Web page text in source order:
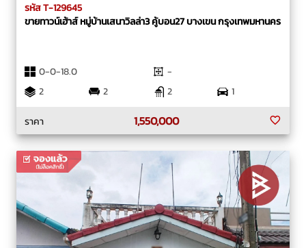
รหัส T-129645
ขายทาวน์เฮ้าส์ หมู่บ้านเสนาวิลล่า3 คู้บอน27 บางเขน กรุงเทพมหานคร
0-0-18.0
-
2
2 2
1
ราคา
1,550,000